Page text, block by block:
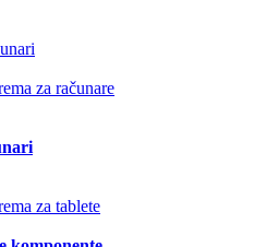
za računare
za tablete